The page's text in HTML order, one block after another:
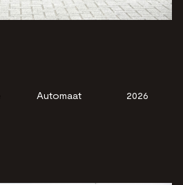
Automaat 2026